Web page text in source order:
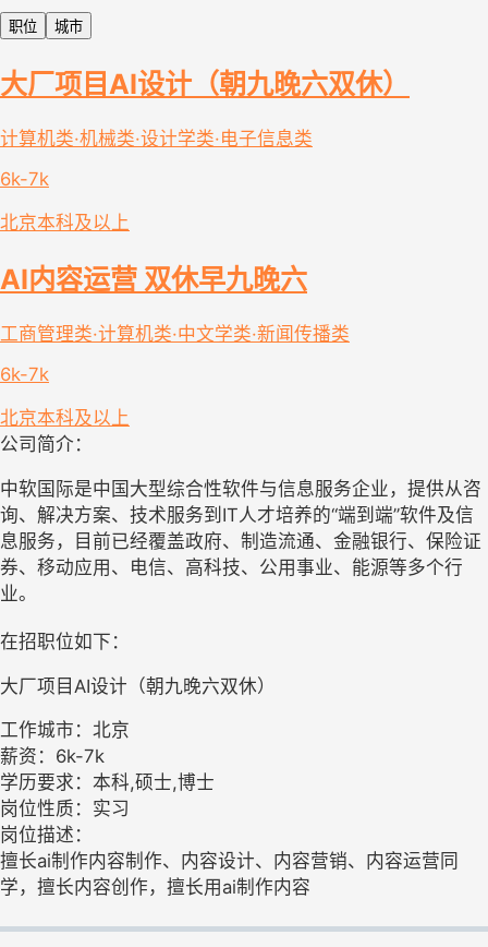
职位 城市
大厂项目AI设计（朝九晚六双休）
计算机类·机械类·设计学类·电子信息类
6k-7k
北京本科及以上
AI内容运营 双休早九晚六
工商管理类·计算机类·中文学类·新闻传播类
6k-7k
北京本科及以上
公司简介：
中软国际是中国大型综合性软件与信息服务企业，提供从咨
询、解决方案、技术服务到IT人才培养的“端到端”软件及信
息服务，目前已经覆盖政府、制造流通、金融银行、保险证
券、移动应用、电信、高科技、公用事业、能源等多个行
业。
在招职位如下：
大厂项目AI设计（朝九晚六双休）
工作城市：北京
薪资：6k-7k
学历要求：本科,硕士,博士
岗位性质：实习
岗位描述：
擅长ai制作内容制作、内容设计、内容营销、内容运营同
学，擅长内容创作，擅长用ai制作内容